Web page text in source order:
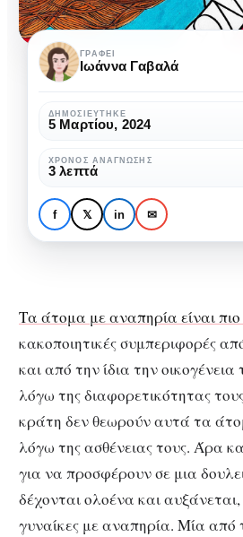
Αναγκαστική
στην Ευρώπη
Αναγκαστική
στείρωση
στην
Ευρώπη
ΓΡΆΦΕΙ
Ιωάννα Γαβαλά
ΔΗΜΟΣΙΕΎΤΗΚΕ
5 Μαρτίου, 2024
ΧΡΌΝΟΣ ΑΝΆΓΝΩΣΗΣ
3 λεπτά
f 𝕏 in ✉
Τα άτομα με αναπηρία είναι
κακοποιητικές συμπεριφορές
και από την ίδια την
λόγω της διαφορετικότητας
κράτη δεν θεωρούν αυτά τα
λόγω της ασθένειας τους. Άρα
για να προσφέρουν σε μια
δέχονται ολοένα και αυξάνεται,
γυναίκες με αναπηρία. Μία από